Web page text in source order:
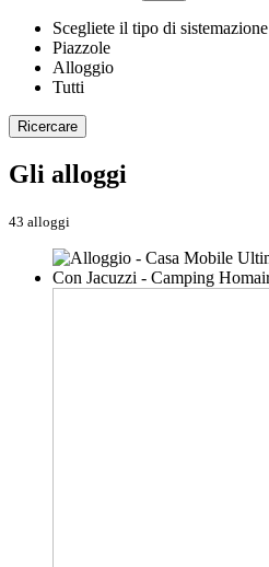
Scegliete il tipo di sistemazione
Piazzole
Alloggio
Tutti
Ricercare
Gli alloggi
43 alloggi